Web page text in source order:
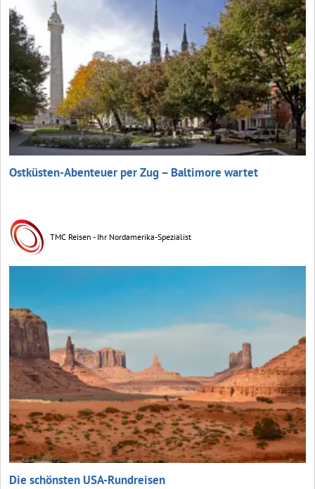
Ostküsten-Abenteuer per Zug – Baltimore wartet
TMC Reisen - Ihr Nordamerika-Spezialist
Die schönsten USA-Rundreisen